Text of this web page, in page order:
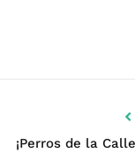
¡Perros de la